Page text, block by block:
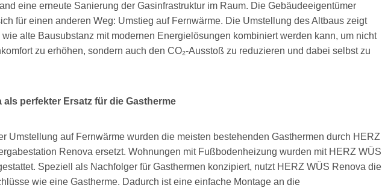
eine erneute Sanierung der Gasinfrastruktur im Raum. Die Gebäudeeigentümer
für einen anderen Weg: Umstieg auf Fernwärme. Die Umstellung des Altbaus zeigt
alte Bausubstanz mit modernen Energielösungen kombiniert werden kann, um nicht
zu erhöhen, sondern auch den CO₂-Ausstoß zu reduzieren und dabei selbst zu
als perfekter Ersatz für die Gastherme
Umstellung auf Fernwärme wurden die meisten bestehenden Gasthermen durch HERZ
Renova ersetzt. Wohnungen mit Fußbodenheizung wurden mit HERZ WÜS
Speziell als Nachfolger für Gasthermen konzipiert, nutzt HERZ WÜS Renova die
wie eine Gastherme. Dadurch ist eine einfache Montage an die